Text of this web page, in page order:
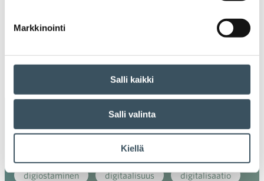
Markkinointi
Salli kaikki
Salli valinta
Kiellä
2018
2017
digikauppa
digiostaminen digitaalisuus digitalisaatio